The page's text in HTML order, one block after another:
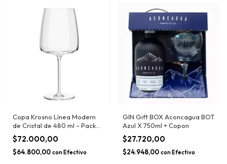
Copa Krosno Línea Modern
de Cristal de 480 ml – Pack
de 4
$72.000,00
$64.800,00 con Efectivo
GIN Gift BOX Aconcagua BOT
Azul X 750ml + Copon
$27.720,00
$24.948,00 con Efectivo